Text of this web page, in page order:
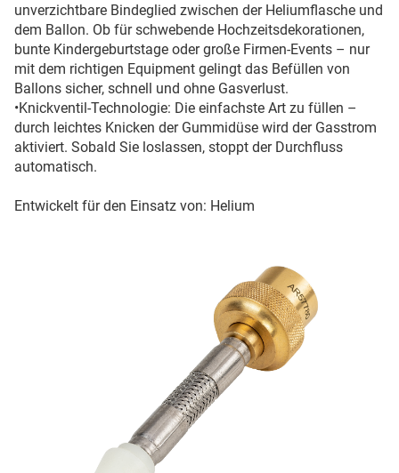
unverzichtbare Bindeglied zwischen der Heliumflasche und
dem Ballon. Ob für schwebende Hochzeitsdekorationen,
bunte Kindergeburtstage oder große Firmen-Events – nur
mit dem richtigen Equipment gelingt das Befüllen von
Ballons sicher, schnell und ohne Gasverlust.
•Knickventil-Technologie: Die einfachste Art zu füllen –
durch leichtes Knicken der Gummidüse wird der Gasstrom
aktiviert. Sobald Sie loslassen, stoppt der Durchfluss
automatisch.
Entwickelt für den Einsatz von: Helium